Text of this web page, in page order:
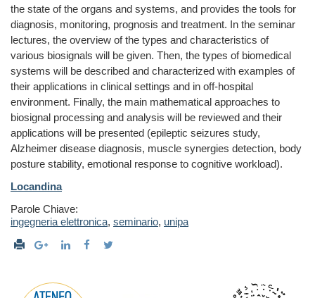
the state of the organs and systems, and provides the tools for
diagnosis, monitoring, prognosis and treatment. In the seminar
lectures, the overview of the types and characteristics of
various biosignals will be given. Then, the types of biomedical
systems will be described and characterized with examples of
their applications in clinical settings and in off-hospital
environment. Finally, the main mathematical approaches to
biosignal processing and analysis will be reviewed and their
applications will be presented (epileptic seizures study,
Alzheimer disease diagnosis, muscle synergies detection, body
posture stability, emotional response to cognitive workload).
Locandina
Parole Chiave:
ingegneria elettronica, seminario, unipa